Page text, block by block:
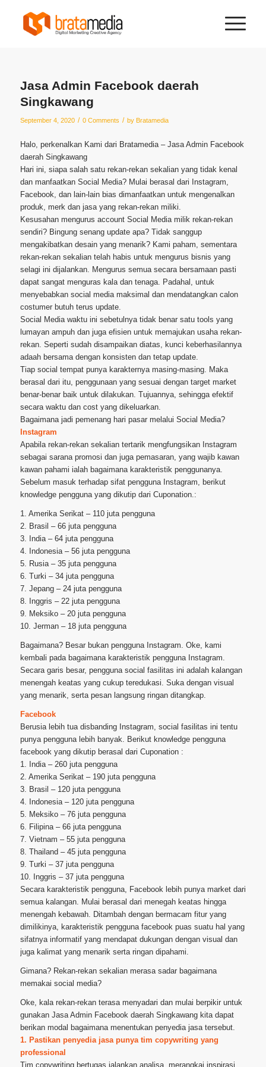
Jasa Admin Facebook daerah
Singkawang
September 4, 2020 / 0 Comments / by Bratamedia
Halo, perkenalkan Kami dari Bratamedia – Jasa Admin Facebook
daerah Singkawang
Hari ini, siapa salah satu rekan-rekan sekalian yang tidak kenal
dan manfaatkan Social Media? Mulai berasal dari Instagram,
Facebook, dan lain-lain bias dimanfaatkan untuk mengenalkan
produk, merk dan jasa yang rekan-rekan miliki.
Kesusahan mengurus account Social Media milik rekan-rekan
sendiri? Bingung senang update apa? Tidak sanggup
mengakibatkan desain yang menarik? Kami paham, sementara
rekan-rekan sekalian telah habis untuk mengurus bisnis yang
selagi ini dijalankan. Mengurus semua secara bersamaan pasti
dapat sangat menguras kala dan tenaga. Padahal, untuk
menyebabkan social media maksimal dan mendatangkan calon
costumer butuh terus update.
Social Media waktu ini sebetulnya tidak benar satu tools yang
lumayan ampuh dan juga efisien untuk memajukan usaha rekan-
rekan. Seperti sudah disampaikan diatas, kunci keberhasilannya
adaah bersama dengan konsisten dan tetap update.
Tiap social tempat punya karakternya masing-masing. Maka
berasal dari itu, penggunaan yang sesuai dengan target market
benar-benar baik untuk dilakukan. Tujuannya, sehingga efektif
secara waktu dan cost yang dikeluarkan.
Bagaimana jadi pemenang hari pasar melalui Social Media?
Instagram
Apabila rekan-rekan sekalian tertarik mengfungsikan Instagram
sebagai sarana promosi dan juga pemasaran, yang wajib kawan
kawan pahami ialah bagaimana karakteristik penggunanya.
Sebelum masuk terhadap sifat pengguna Instagram, berikut
knowledge pengguna yang dikutip dari Cuponation.:
1. Amerika Serikat – 110 juta pengguna
2. Brasil – 66 juta pengguna
3. India – 64 juta pengguna
4. Indonesia – 56 juta pengguna
5. Rusia – 35 juta pengguna
6. Turki – 34 juta pengguna
7. Jepang – 24 juta pengguna
8. Inggris – 22 juta pengguna
9. Meksiko – 20 juta pengguna
10. Jerman – 18 juta pengguna
Bagaimana? Besar bukan pengguna Instagram. Oke, kami
kembali pada bagaimana karakteristik pengguna Instagram.
Secara garis besar, pengguna social fasilitas ini adalah kalangan
menengah keatas yang cukup teredukasi. Suka dengan visual
yang menarik, serta pesan langsung ringan ditangkap.
Facebook
Berusia lebih tua disbanding Instagram, social fasilitas ini tentu
punya pengguna lebih banyak. Berikut knowledge pengguna
facebook yang dikutip berasal dari Cuponation :
1. India – 260 juta pengguna
2. Amerika Serikat – 190 juta pengguna
3. Brasil – 120 juta pengguna
4. Indonesia – 120 juta pengguna
5. Meksiko – 76 juta pengguna
6. Filipina – 66 juta pengguna
7. Vietnam – 55 juta pengguna
8. Thailand – 45 juta pengguna
9. Turki – 37 juta pengguna
10. Inggris – 37 juta pengguna
Secara karakteristik pengguna, Facebook lebih punya market dari
semua kalangan. Mulai berasal dari menegah keatas hingga
menengah kebawah. Ditambah dengan bermacam fitur yang
dimilikinya, karakteristik pengguna facebook puas suatu hal yang
sifatnya informatif yang mendapat dukungan dengan visual dan
juga kalimat yang menarik serta ringan dipahami.
Gimana? Rekan-rekan sekalian merasa sadar bagaimana
memakai social media?
Oke, kala rekan-rekan terasa menyadari dan mulai berpikir untuk
gunakan Jasa Admin Facebook daerah Singkawang kita dapat
berikan modal bagaimana menentukan penyedia jasa tersebut.
1. Pastikan penyedia jasa punya tim copywriting yang
professional
Tim copywriting bertugas jalankan analisa, merangkai inspirasi